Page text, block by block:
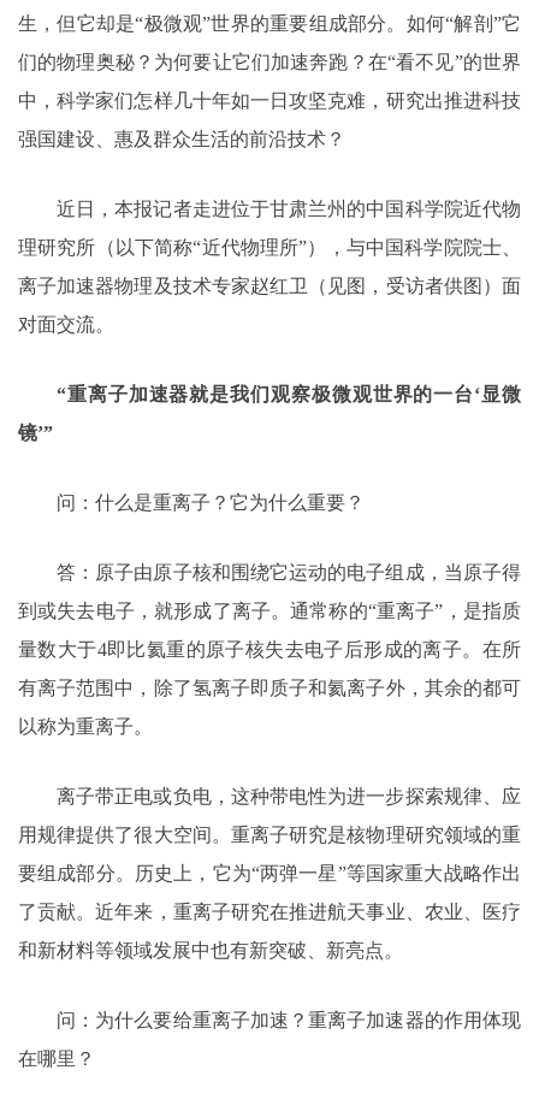
生，但它却是“极微观”世界的重要组成部分。如何“解剖”它
们的物理奥秘？为何要让它们加速奔跑？在“看不见”的世界
中，科学家们怎样几十年如一日攻坚克难，研究出推进科技
强国建设、惠及群众生活的前沿技术？
近日，本报记者走进位于甘肃兰州的中国科学院近代物
理研究所（以下简称“近代物理所”），与中国科学院院士、
离子加速器物理及技术专家赵红卫（见图，受访者供图）面
对面交流。
“重离子加速器就是我们观察极微观世界的一台‘显微
镜’”
问：什么是重离子？它为什么重要？
答：原子由原子核和围绕它运动的电子组成，当原子得
到或失去电子，就形成了离子。通常称的“重离子”，是指质
量数大于4即比氦重的原子核失去电子后形成的离子。在所
有离子范围中，除了氢离子即质子和氦离子外，其余的都可
以称为重离子。
离子带正电或负电，这种带电性为进一步探索规律、应
用规律提供了很大空间。重离子研究是核物理研究领域的重
要组成部分。历史上，它为“两弹一星”等国家重大战略作出
了贡献。近年来，重离子研究在推进航天事业、农业、医疗
和新材料等领域发展中也有新突破、新亮点。
问：为什么要给重离子加速？重离子加速器的作用体现
在哪里？